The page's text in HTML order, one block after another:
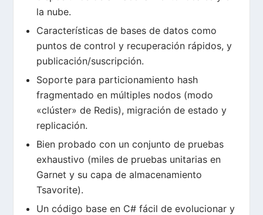
la nube.
Características de bases de datos como
puntos de control y recuperación rápidos, y
publicación/suscripción.
Soporte para particionamiento hash
fragmentado en múltiples nodos (modo
«clúster» de Redis), migración de estado y
replicación.
Bien probado con un conjunto de pruebas
exhaustivo (miles de pruebas unitarias en
Garnet y su capa de almacenamiento
Tsavorite).
Un código base en C# fácil de evolucionar y